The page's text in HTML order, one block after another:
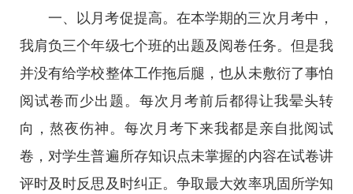
一、以月考促提高。在本学期的三次月考中，
我肩负三个年级七个班的出题及阅卷任务。但是我
并没有给学校整体工作拖后腿，也从未敷衍了事怕
阅试卷而少出题。每次月考前后都得让我晕头转
向，熬夜伤神。每次月考下来我都是亲自批阅试
卷，对学生普遍所存知识点未掌握的内容在试卷讲
评时及时反思及时纠正。争取最大效率巩固所学知